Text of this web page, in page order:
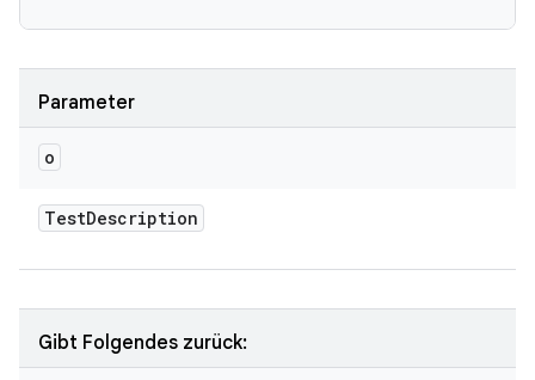
Parameter
o
TestDescription
Gibt Folgendes zurück: